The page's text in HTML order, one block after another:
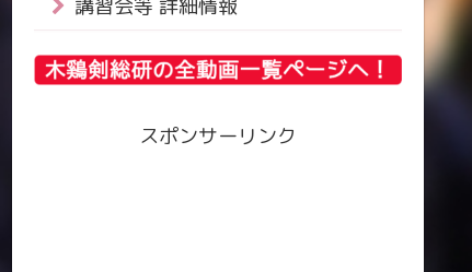
講習会等 詳細情報
スポンサーリンク